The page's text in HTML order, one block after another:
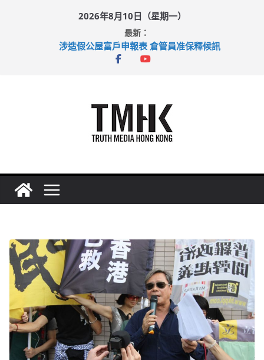
2026年8月10日（星期一）
最新：
涉造假公屋富戶申報表 倉管員准保釋候訊